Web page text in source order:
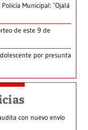
Municipal: ‘Ojalá
de este 9 de
por presunta
con nuevo envío